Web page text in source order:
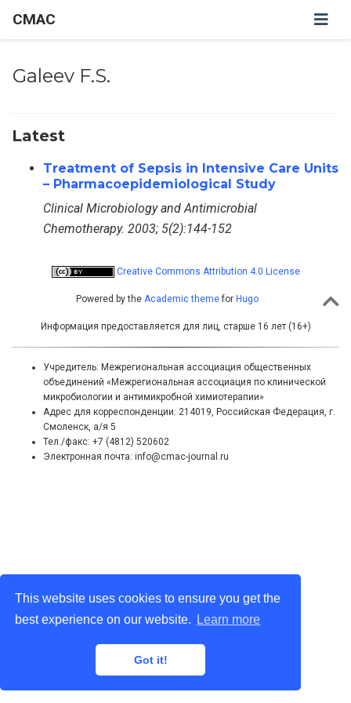
This website uses cookies to ensure you get the
best experience on our website.
Learn more
Got it!
CMAC
Galeev F.S.
Latest
Treatment of Sepsis in Intensive Care Units
– Pharmacoepidemiological Study
Clinical Microbiology and Antimicrobial
Chemotherapy. 2003; 5(2):144-152
Creative Commons Attribution 4.0 License
Powered by the Academic themefor Hugo
Информация предоставляется для лиц, старше 16 лет (16+)
Учредитель: Межрегиональная ассоциация общественных
объединений «Межрегиональная ассоциация по клинической
микробиологии и антимикробной химиотерапии»
Адрес для корреспонденции: 214019, Российская Федерация, г.
Смоленск, а/я 5
Тел./факс: +7 (4812) 520602
Электронная почта: info@cmac-journal.ru